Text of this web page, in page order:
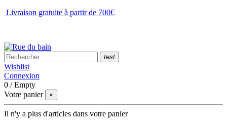
Livraison gratuite à partir de 700€
test
Wishlist
Connexion
0 /Empty
Votre panier
×
Il n'y a plus d'articles dans votre panier